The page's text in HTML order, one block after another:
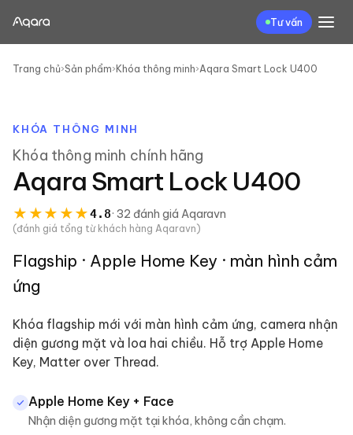
Tư vấn
Trang chủ›Sản phẩm› Khóa thông minh›Aqara Smart Lock U400
KHÓA THÔNG MINH
Khóa thông minh chính hãng
Aqara Smart Lock U400
★ ★★ ★★4.8· 32 đánh giá Aqaravn
(đánh giá tổng từ khách hàng Aqaravn)
Flagship · Apple Home Key · màn hình cảm
ứng
Khóa flagship mới với màn hình cảm ứng, camera nhận
diện gương mặt và loa hai chiều. Hỗ trợ Apple Home
Key, Matter over Thread.
Apple Home Key + Face
Nhận diện gương mặt tại khóa, không cần chạm.